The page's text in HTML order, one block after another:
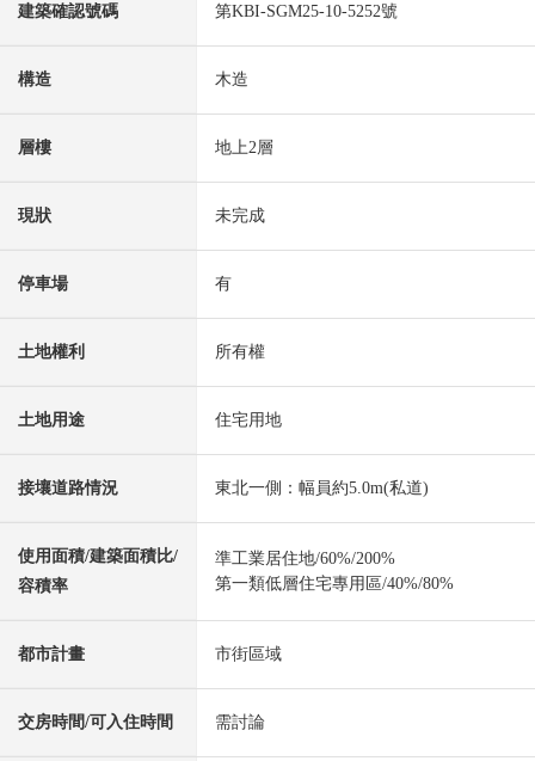
建築確認號碼 第KBI-SGM25-10-5252號
構造 木造
層樓 地上2層
現狀 未完成
停車場 有
土地權利 所有權
土地用途 住宅用地
接壤道路情況 東北一側：幅員約5.0m(私道)
使用面積/建築面積比/
容積率
準工業居住地/60%/200%
第一類低層住宅專用區/40%/80%
都市計畫 市街區域
交房時間/可入住時間 需討論